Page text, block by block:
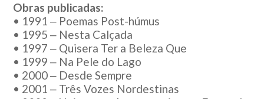
Obras publicadas:
• 1991 ‒ Poemas Post-húmus
• 1995 ‒ Nesta Calçada
• 1997 ‒ Quisera Ter a Beleza Que
• 1999 ‒ Na Pele do Lago
• 2000 ‒ Desde Sempre
• 2001 ‒ Três Vozes Nordestinas